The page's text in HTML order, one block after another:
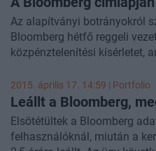
Az alapítványi botrányokról
Bloomberg hétfő reggeli
közpénztelenítési kísérletet,
túlmutat a haveri
2015. április 17. 14:59 | Portfolio
Leállt a Bloomberg,
Elsötétültek a Bloomberg
felhasználóknál, miután a